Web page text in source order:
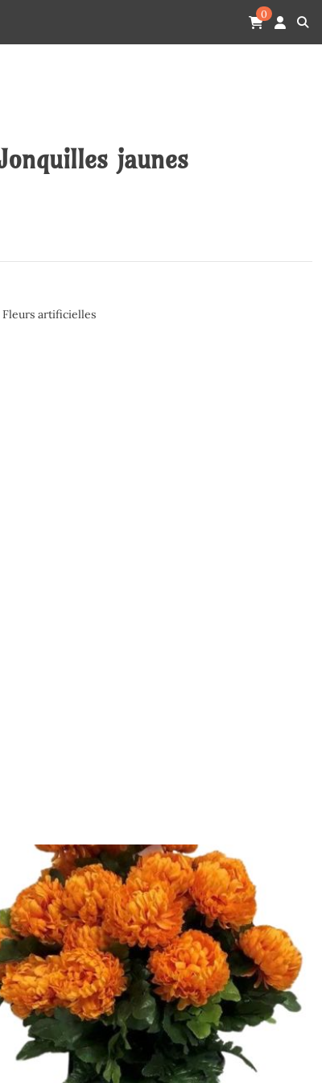
0
jaunes
Fleurs artificielles